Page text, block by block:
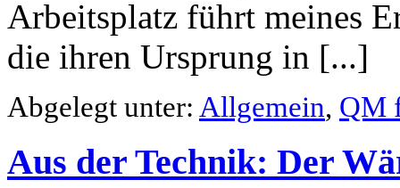
Arbeitsplatz führt meines
die ihren Ursprung in [...]
Abgelegt unter: Allgemein, QM
Aus der Technik: Der